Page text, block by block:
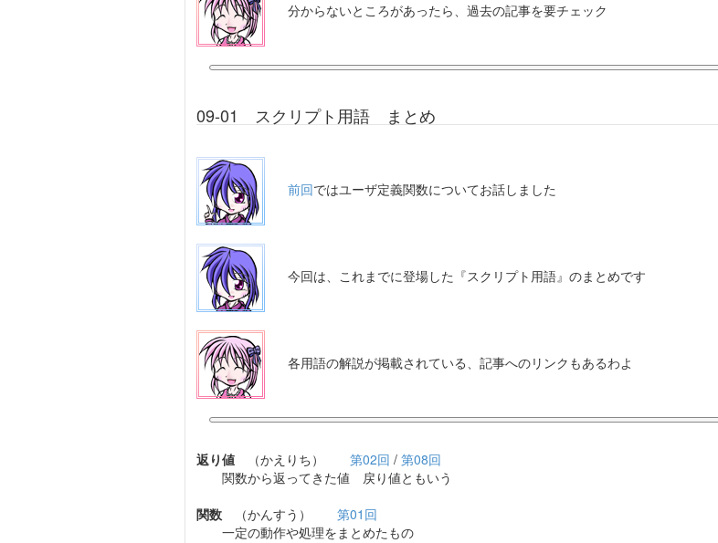
分からないところがあったら、過去の記事を要チェック
09-01 スクリプト用語 まとめ
前回ではユーザ定義関数についてお話しました
今回は、これまでに登場した『スクリプト用語』のまとめです
各用語の解説が掲載されている、記事へのリンクもあるわよ
返り値 （かえりち） 第02回 / 第08回
関数から返ってきた値 戻り値ともいう
関数 （かんすう） 第01回
一定の動作や処理をまとめたもの